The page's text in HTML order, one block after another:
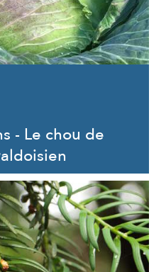
- Le chou de